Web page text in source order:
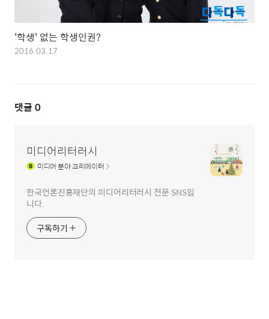
'학생' 없는 학생인권?
2016.03.17
댓글 0
미디어리터러시
미디어분야 크리에이터
한국언론진흥재단의 미디어리터러시 전문 SNS입
니다.
구독하기